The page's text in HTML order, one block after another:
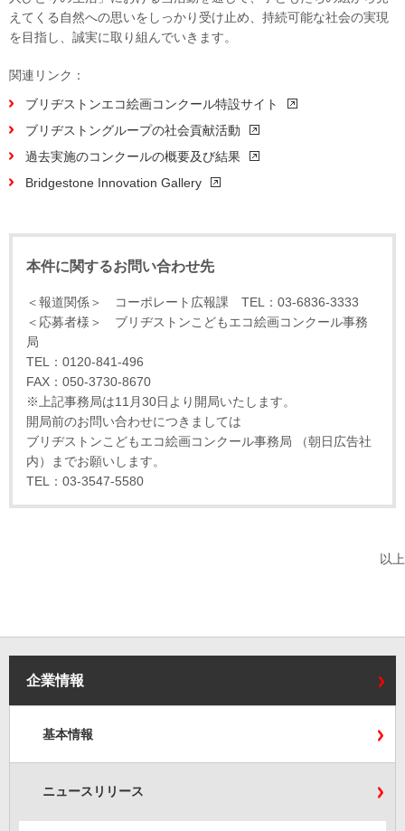
えてくる自然への思いをしっかり受け止め、持続可能な社会の実現
を目指し、誠実に取り組んでいきます。
関連リンク：
ブリヂストンエコ絵画コンクール特設サイト
ブリヂストングループの社会貢献活動
過去実施のコンクールの概要及び結果
Bridgestone Innovation Gallery
本件に関するお問い合わせ先
＜報道関係＞ コーポレート広報課 TEL：03-6836-3333
＜応募者様＞ ブリヂストンこどもエコ絵画コンクール事務
局
TEL：0120-841-496
FAX：050-3730-8670
※上記事務局は11月30日より開局いたします。
開局前のお問い合わせにつきましては
ブリヂストンこどもエコ絵画コンクール事務局 （朝日広告社
内）までお願いします。
TEL：03-3547-5580
以上
企業情報
基本情報
ニュースリリース